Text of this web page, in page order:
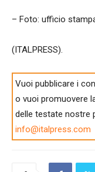
– Foto: ufficio
(ITALPRESS).
Vuoi pubblicare i
o vuoi promuovere
delle testate nostre
info@italpress.com